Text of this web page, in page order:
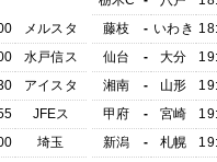
メルスタ
水戸信ス
アイスタ
JFEス
埼玉
藤枝
- いわき
仙台
- 大分
湘南
- 山形
甲府
- 宮崎
新潟
- 札幌